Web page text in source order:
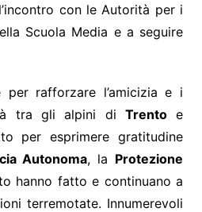
con le Autorità per i
Scuola Media e a seguire
per rafforzare l’amicizia e i
tra gli alpini di Trentoe
per esprimere gratitudine
Autonoma, la Protezione
hanno fatto e continuano a
terremotate. Innumerevoli